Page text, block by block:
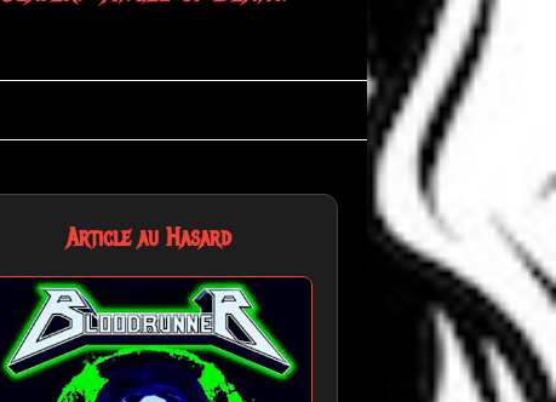
Article au Hasard